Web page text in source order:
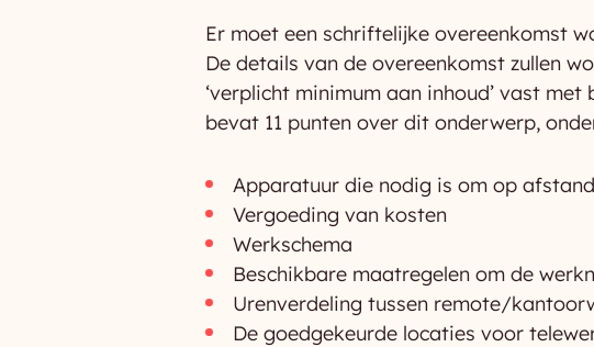
Er moet een schriftelijke overeenkomst
De details van de overeenkomst zullen
‘verplicht minimum aan inhoud’ vast
bevat 11 punten over dit onderwerp,
Apparatuur die nodig is om op
Vergoeding van kosten
Werkschema
Beschikbare maatregelen om de
Urenverdeling tussen remote/
De goedgekeurde locaties voor